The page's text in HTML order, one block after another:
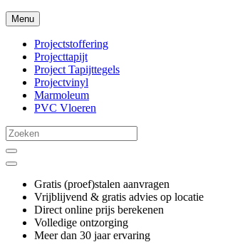
Menu
Projectstoffering
Projecttapijt
Project Tapijttegels
Projectvinyl
Marmoleum
PVC Vloeren
Gratis (proef)stalen aanvragen
Vrijblijvend & gratis advies op locatie
Direct online prijs berekenen
Volledige ontzorging
Meer dan 30 jaar ervaring